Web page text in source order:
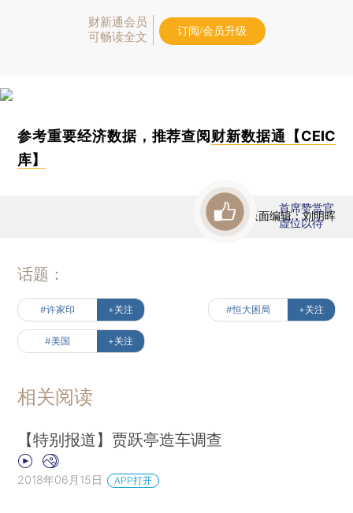
财新通会员
可畅读全文
订阅/会员升级
参考重要经济数据，推荐查阅 财新数据通【CEIC
库】
版面编辑：刘明晖
首席赞赏官
虚位以待
话题：
#许家印 +关注 #恒大困局 +关注
#美国 +关注
相关阅读
【特别报道】贾跃亭造车调查
2018年06月15日 APP打开